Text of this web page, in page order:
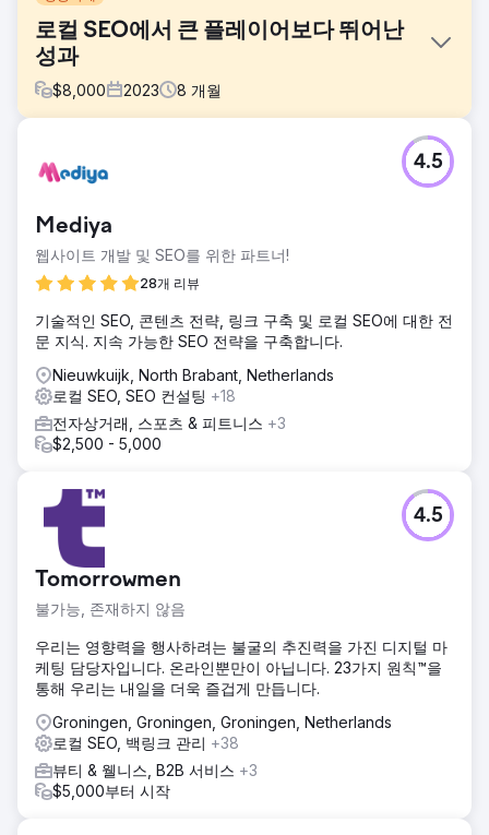
로컬 SEO에서 큰 플레이어보다 뛰어난
성과
$8,000 2023 8 개월
우리 팀이 직면한 주요 과제는 경쟁이 치열한 시장에서 경쟁사
보다 적은 예산으로 지역 기업인 Justina Massage의 가시성
개선하는 것이었습니다.
솔루션
우리의 접근 방식은 집중적인 키워드 최적화 및 로컬 SEO 관
목록 최적화, 맞춤형 메시지를 통한 고객 리뷰 장려 등 비용 효
율적인 도구와 전술을 활용했습니다.
결과
결과는 압도적으로 긍정적이었습니다. 우리는 Justina
Massage의 월간 유기적 트래픽을 786명에서 2,403명으로
성공적으로 늘렸습니다. 이는 200% 이상의 증가를 의미하며
Mediya
웹사이트 개발 및 SEO를 위한 파트너!
28개 리뷰
4.5
기술적인 SEO, 콘텐츠 전략, 링크 구축 및 로컬 SEO에 대한 전
문 지식. 지속 가능한 SEO 전략을 구축합니다.
Nieuwkuijk, North Brabant, Netherlands
로컬 SEO, SEO 컨설팅 +18
전자상거래, 스포츠 & 피트니스 +3
$2,500 - 5,000
Tomorrowmen
불가능, 존재하지 않음
4.5
우리는 영향력을 행사하려는 불굴의 추진력을 가진 디지털 마
케팅 담당자입니다. 온라인뿐만이 아닙니다. 23가지 원칙™을
통해 우리는 내일을 더욱 즐겁게 만듭니다.
Groningen, Groningen, Groningen, Netherlands
로컬 SEO, 백링크 관리 +38
뷰티 & 웰니스, B2B 서비스 +3
$5,000부터 시작